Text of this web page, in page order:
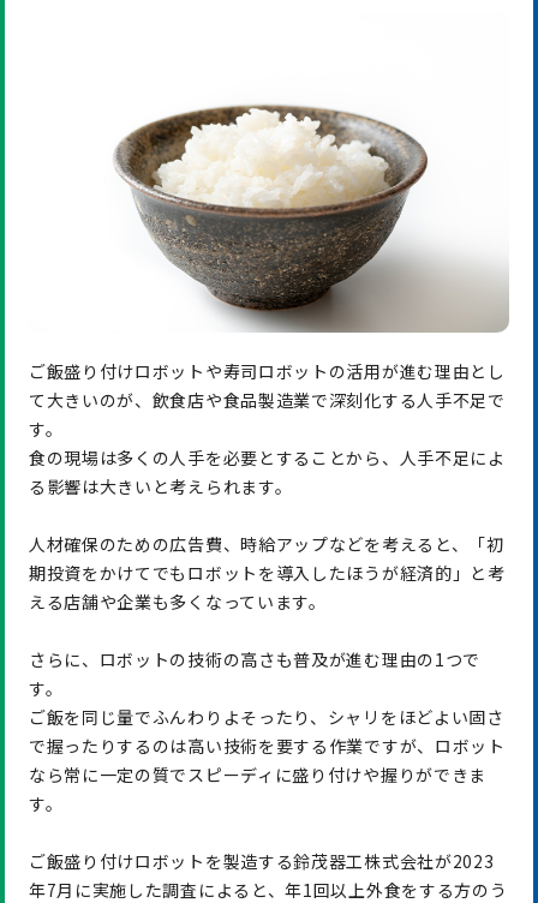
ご飯盛り付けロボットや寿司ロボットの活用が進む理由とし
て大きいのが、飲食店や食品製造業で深刻化する人手不足で
す。
食の現場は多くの人手を必要とすることから、人手不足によ
る影響は大きいと考えられます。
人材確保のための広告費、時給アップなどを考えると、「初
期投資をかけてでもロボットを導入したほうが経済的」と考
える店舗や企業も多くなっています。
さらに、ロボットの技術の高さも普及が進む理由の1つで
す。
ご飯を同じ量でふんわりよそったり、シャリをほどよい固さ
で握ったりするのは高い技術を要する作業ですが、ロボット
なら常に一定の質でスピーディに盛り付けや握りができま
す。
ご飯盛り付けロボットを製造する鈴茂器工株式会社が2023
年7月に実施した調査によると、年1回以上外食をする方のう